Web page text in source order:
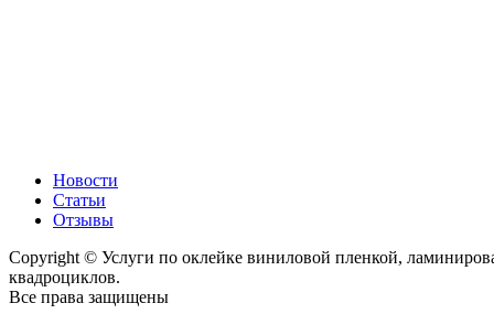
Новости
Статьи
Отзывы
Copyright © Услуги по оклейке виниловой пленкой,
квадроциклов.
Все права защищены